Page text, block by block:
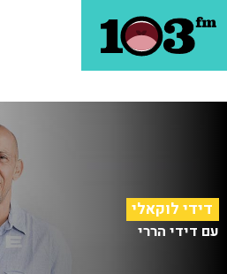
דידי לוקאלי
עם דידי הררי